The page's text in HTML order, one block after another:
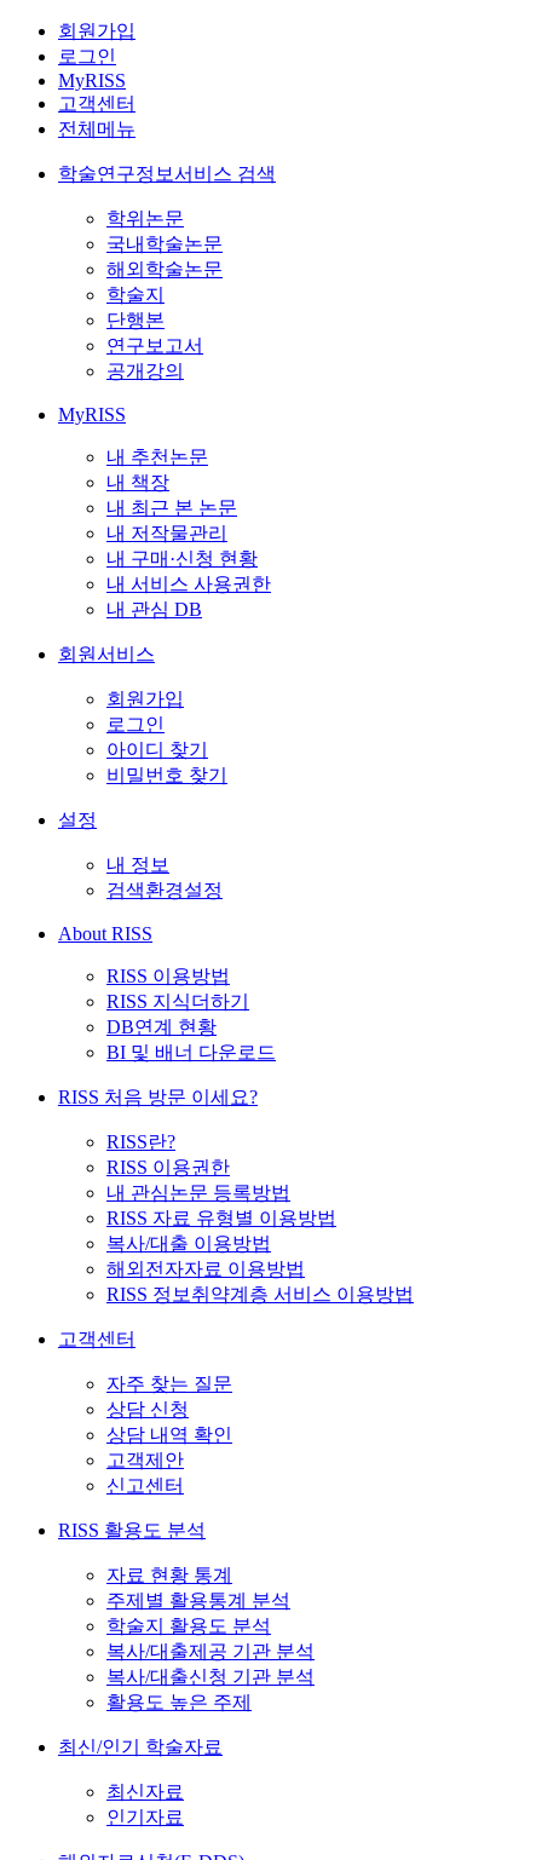
회원가입
로그인
MyRISS
고객센터
전체메뉴
학술연구정보서비스 검색
학위논문
국내학술논문
해외학술논문
학술지
단행본
연구보고서
공개강의
MyRISS
내 추천논문
내 책장
내 최근 본 논문
내 저작물관리
내 구매·신청 현황
내 서비스 사용권한
내 관심 DB
회원서비스
회원가입
로그인
아이디 찾기
비밀번호 찾기
설정
내 정보
검색환경설정
About RISS
RISS 이용방법
RISS 지식더하기
DB연계 현황
BI 및 배너 다운로드
RISS 처음 방문 이세요?
RISS란?
RISS 이용권한
내 관심논문 등록방법
RISS 자료 유형별 이용방법
복사/대출 이용방법
해외전자자료 이용방법
RISS 정보취약계층 서비스 이용방법
고객센터
자주 찾는 질문
상담 신청
상담 내역 확인
고객제안
신고센터
RISS 활용도 분석
자료 현황 통계
주제별 활용통계 분석
학술지 활용도 분석
복사/대출제공 기관 분석
복사/대출신청 기관 분석
활용도 높은 주제
최신/인기 학술자료
최신자료
인기자료